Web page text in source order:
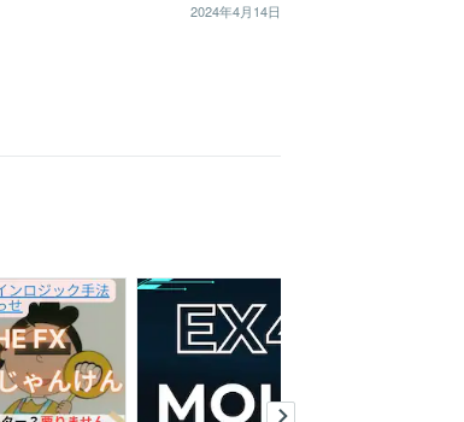
2024年4月14日